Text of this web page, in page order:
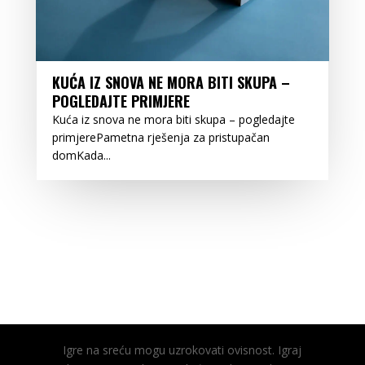
KUĆA IZ SNOVA NE MORA BITI SKUPA –
POGLEDAJTE PRIMJERE
Kuća iz snova ne mora biti skupa – pogledajte
primjerePametna rješenja za pristupačan
domKada...
Igre na sreću mogu uzrokovati ovisnost. Igraj